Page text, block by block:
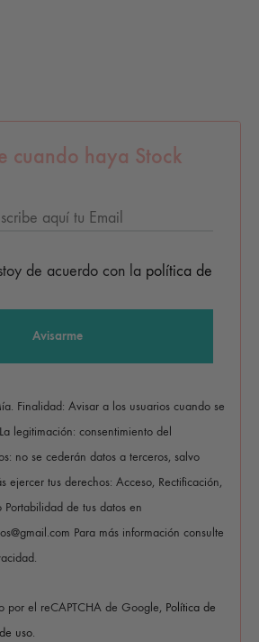
cuando haya Stock
de acuerdo con la política de
Finalidad: Avisar a los usuarios cuando se
legitimación: consentimiento del
no se cederán datos a terceros, salvo
ejercer tus derechos: Acceso, Rectificación,
Portabilidad de tus datos en
Para más información consulte
por el reCAPTCHA de Google, Política de
uso.